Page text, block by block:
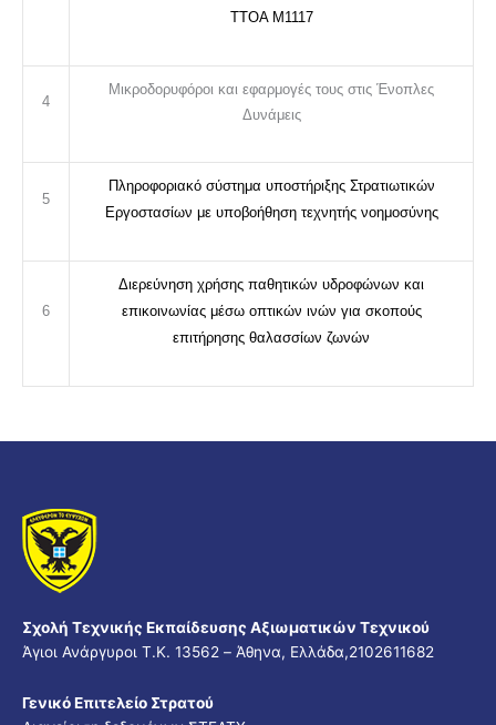
ΤΤΟΑ Μ1117
4
Μικροδορυφόροι και εφαρμογές τους στις Ένοπλες
Δυνάμεις
5
Πληροφοριακό σύστημα υποστήριξης Στρατιωτικών
Εργοστασίων με υποβοήθηση τεχνητής νοημοσύνης
6
Διερεύνηση χρήσης παθητικών υδροφώνων και
επικοινωνίας μέσω οπτικών ινών για σκοπούς
επιτήρησης θαλασσίων ζωνών
Σχολή Τεχνικής Εκπαίδευσης Αξιωματικών Τεχνικού
Άγιοι Ανάργυροι Τ.Κ. 13562 – Άθηνα, Ελλάδα,2102611682
Γενικό Επιτελείο Στρατού